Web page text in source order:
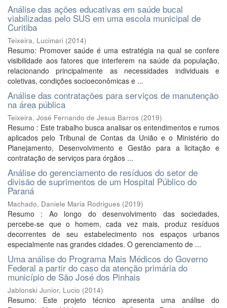
Análise das ações educativas em saúde bucal
viabilizadas pelo SUS em uma escola municipal de
Curitiba
Teixeira, Lucimari (2014)
Resumo: Promover saúde é uma estratégia na qual se confere
visibilidade aos fatores que interferem na saúde da população,
relacionando principalmente as necessidades individuais e
coletivas, condições socioeconômicas e ...
Análise das contratações para serviços de manutenção
na área pública
Teixeira, José Fernando de Jesus Barros (2019)
Resumo : Este trabalho busca analisar os entendimentos e rumos
aplicados pelo Tribunal de Contas da União e o Ministério do
Planejamento, Desenvolvimento e Gestão para a licitação e
contratação de serviços para órgãos ...
Análise do gerenciamento de resíduos do setor de
divisão de suprimentos de um Hospital Público do
Paraná
Machado, Daniele Maria Rodrigues (2019)
Resumo : Ao longo do desenvolvimento das sociedades,
percebe-se que o homem, cada vez mais, produz resíduos
decorrentes de seu estabelecimento nos espaços urbanos
especialmente nas grandes cidades. O gerenciamento de ...
Uma análise do Programa Mais Médicos do Governo
Federal a partir do caso da atenção primária do
município de São José dos Pinhais
Jablonski Junior, Lucio (2014)
Resumo: Este projeto técnico apresenta uma análise do